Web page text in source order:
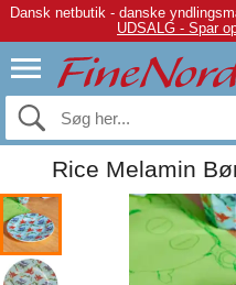
Dansk netbutik - danske
UDSALG - Spar
Rice Melamin